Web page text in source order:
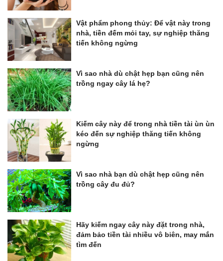
Vật phẩm phong thủy: Để vật này trong
nhà, tiền đếm mỏi tay, sự nghiệp thăng
tiến không ngừng
Vì sao nhà dù chật hẹp bạn cũng nên
trồng ngay cây lá hẹ?
Kiếm cây này để trong nhà tiền tài ùn ùn
kéo đến sự nghiệp thăng tiến không
ngừng
Vì sao nhà bạn dù chật hẹp cũng nên
trồng cây đu đủ?
Hãy kiếm ngay cây này đặt trong nhà,
đảm bảo tiền tài nhiều vô biên, may mắn
tìm đến